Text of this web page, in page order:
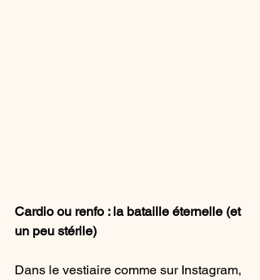
Cardio ou renfo : la bataille éternelle (et
un peu stérile)
Dans le vestiaire comme sur Instagram,